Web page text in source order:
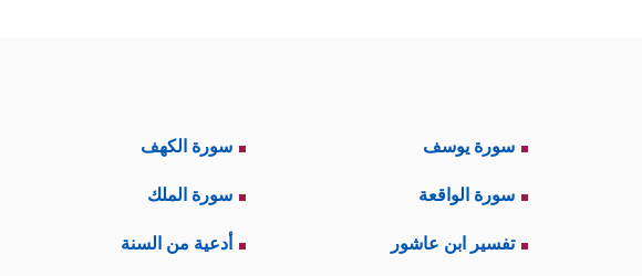
سورة يوسف سورة الكهف
سورة الواقعة سورة الملك
تفسير ابن عاشور أدعية من السنة